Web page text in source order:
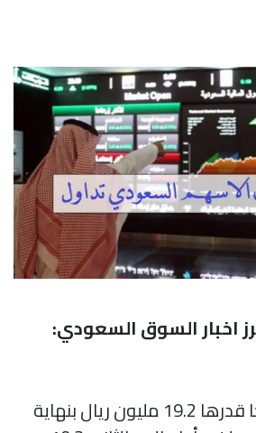
اخبار السوق السعودي:
حققت الشركة أرباحا قدرها 19.2 مليون ريال بنهاية